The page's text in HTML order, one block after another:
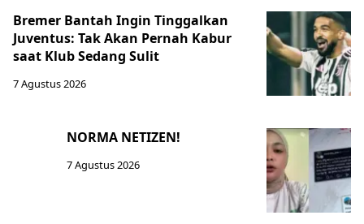
Bremer Bantah Ingin Tinggalkan
Juventus: Tak Akan Pernah Kabur
saat Klub Sedang Sulit
7 Agustus 2026
NORMA NETIZEN!
7 Agustus 2026